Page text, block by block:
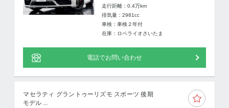
走行距離：0.4万km
排気量：2981cc
車検：車検２年付
在庫：ロペライオさいたま
電話でお問い合わせ
マセラティ グラントゥーリズモ スポーツ 後期
モデル ...